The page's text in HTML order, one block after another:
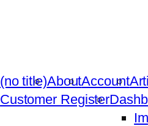
(no title)AboutAccount
Customer Register